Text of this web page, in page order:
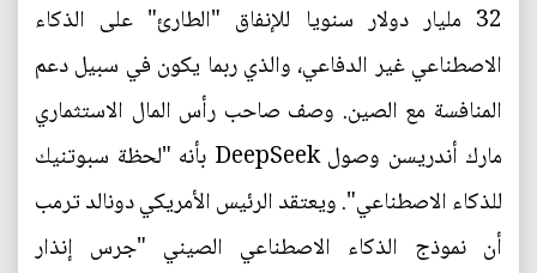
32 مليار دولار سنويا للإنفاق "الطارئ" على الذكاء
الاصطناعي غير الدفاعي، والذي ربما يكون في سبيل دعم
المنافسة مع الصين. وصف صاحب رأس المال الاستثماري
مارك أندريسن وصول DeepSeek بأنه "لحظة سبوتنيك
للذكاء الاصطناعي". ويعتقد الرئيس الأمريكي دونالد ترمب
أن نموذج الذكاء الاصطناعي الصيني "جرس إنذار